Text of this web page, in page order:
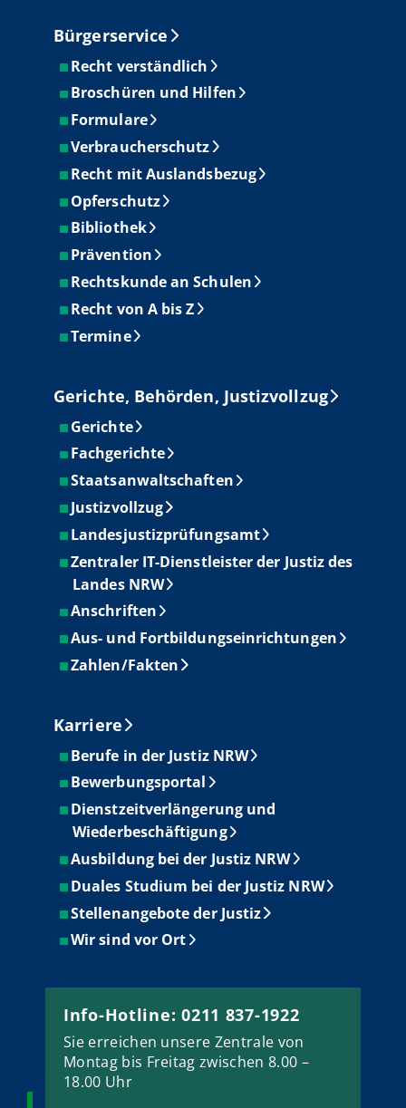
Bürgerservice
Recht verständlich
Broschüren und Hilfen
Formulare
Verbraucherschutz
Recht mit Auslandsbezug
Opferschutz
Bibliothek
Prävention
Rechtskunde an Schulen
Recht von A bis Z
Termine
Gerichte, Behörden, Justizvollzug
Gerichte
Fachgerichte
Staatsanwaltschaften
Justizvollzug
Landesjustizprüfungsamt
Zentraler IT-Dienstleister der Justiz des
Landes NRW
Anschriften
Aus- und Fortbildungseinrichtungen
Zahlen/Fakten
Karriere
Berufe in der Justiz NRW
Bewerbungsportal
Dienstzeitverlängerung und
Wiederbeschäftigung
Ausbildung bei der Justiz NRW
Duales Studium bei der Justiz NRW
Stellenangebote der Justiz
Wir sind vor Ort
Info-Hotline: 0211 837-1922
Sie erreichen unsere Zentrale von
Montag bis Freitag zwischen 8.00 –
18.00 Uhr